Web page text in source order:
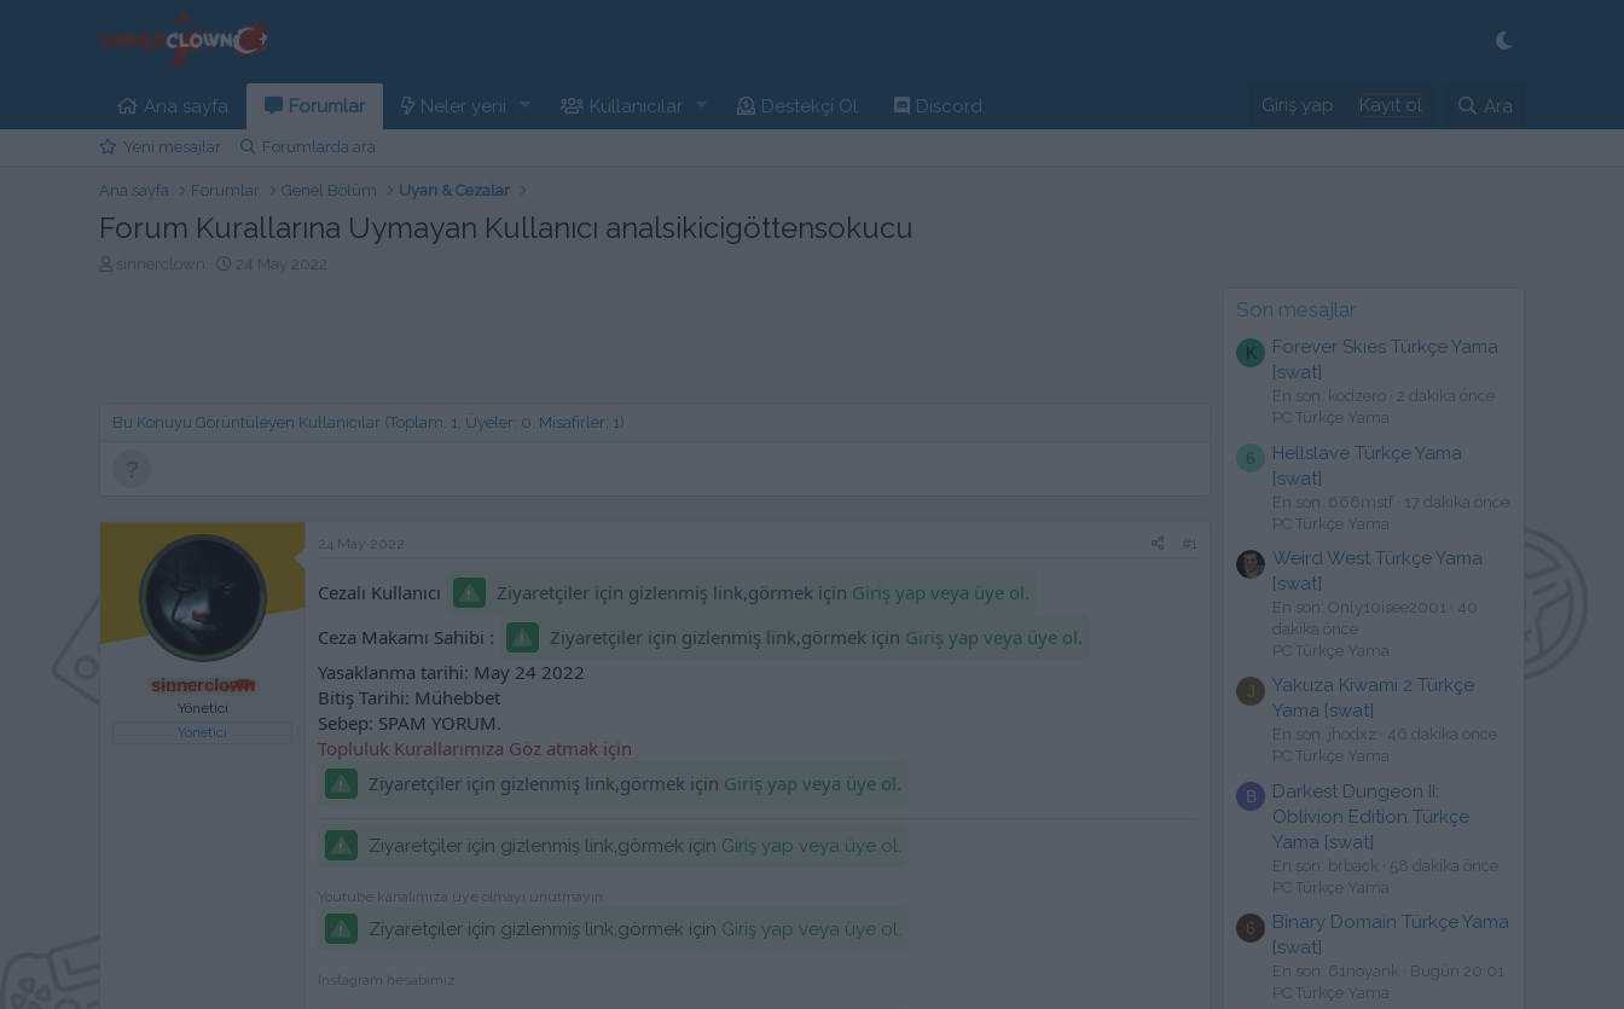
Ana sayfa Forumlar Neler yeni Kullanıcılar Destekçi Ol Discord Giriş yap Kayıt ol Ara
Yeni mesajlar Forumlarda ara
Ana sayfa Forumlar Genel Bölüm Uyarı & Cezalar
Forum Kurallarına Uymayan Kullanıcı analsikicigöttensokucu
b
t
ı
i
h
24 May 2022
Bu Konuyu Görüntüleyen Kullanıcılar (Toplam: 1, Üyeler: 0, Misafirler: 1)
sinnerclown
Yönetici
Yönetici
24 May 2022 #1
Cezalı Kullanıcı Ziyaretçiler için gizlenmiş link,görmek için Giriş yap veya üye ol.
Ceza Makamı Sahibi :
Ziyaretçiler için gizlenmiş link,görmek için Giriş yap veya üye ol.
Yasaklanma tarihi: May 24 2022
Bitiş Tarihi: Mühebbet
Sebep: SPAM YORUM.
Topluluk Kurallarımıza Göz atmak için
Ziyaretçiler için gizlenmiş link,görmek için Giriş yap veya üye ol.
Ziyaretçiler için gizlenmiş link,görmek için Giriş yap veya üye ol.
Youtube kanalımıza üye olmayı unutmayın.
Ziyaretçiler için gizlenmiş link,görmek için Giriş yap veya üye ol.
Instagram hesabımız
Son mesajlar
K
Forever Skies Türkçe Yama
[swat]
En son: kodzero
2 dakika önce
PC Türkçe Yama
6
Hellslave Türkçe Yama
[swat]
En son: 666mstf
17 dakika önce
PC Türkçe Yama
Weird West Türkçe Yama
[swat]
En son: Only10isee2001
40
dakika önce
PC Türkçe Yama
J
Yakuza Kiwami 2 Türkçe
Yama [swat]
En son: jhodxz
46 dakika önce
PC Türkçe Yama
B
Darkest Dungeon II:
Oblivion Edition Türkçe
Yama [swat]
En son: brback
58 dakika önce
PC Türkçe Yama
6
Binary Domain Türkçe Yama
[swat]
En son: 61noyank
Bugün 20:01
PC Türkçe Yama